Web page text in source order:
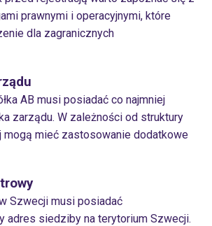
prawnymi i operacyjnymi, które
dla zagranicznych
AB musi posiadać co najmniej
zarządu. W zależności od struktury
mogą mieć zastosowanie dodatkowe
Szwecji musi posiadać
adres siedziby na terytorium Szwecji.